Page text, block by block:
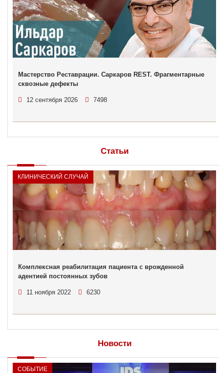
Мастерство Реставрации. Саркаров REST. Фрагментарные
сквозные дефекты
12 сентября 2026 7498
Статьи
КЛИНИЧЕСКИЙ СЛУЧАЙ
Комплексная реабилитация пациента с врожденной
адентией постоянных зубов
11 ноября 2022 6230
Новости
СОБЫТИЕ